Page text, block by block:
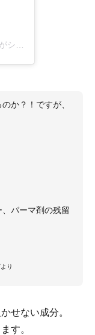
か？！ですが、
、パーマ剤の残留
り
せない成分。
す。